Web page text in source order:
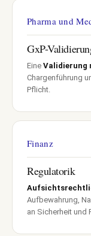
Pharma und
GxP-
Eine Validierung
Chargenführung
Pflicht.
Finanz
Regulatorik
Aufbewahrung,
an Sicherheit und